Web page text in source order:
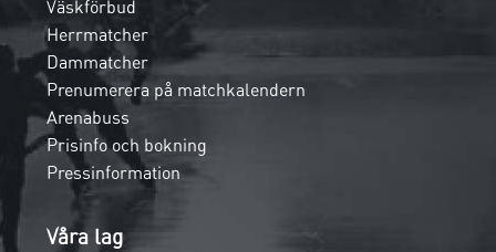
Väskförbud
Herrmatcher
Dammatcher
Prenumerera på matchkalendern
Arenabuss
Prisinfo och bokning
Pressinformation
Våra lag